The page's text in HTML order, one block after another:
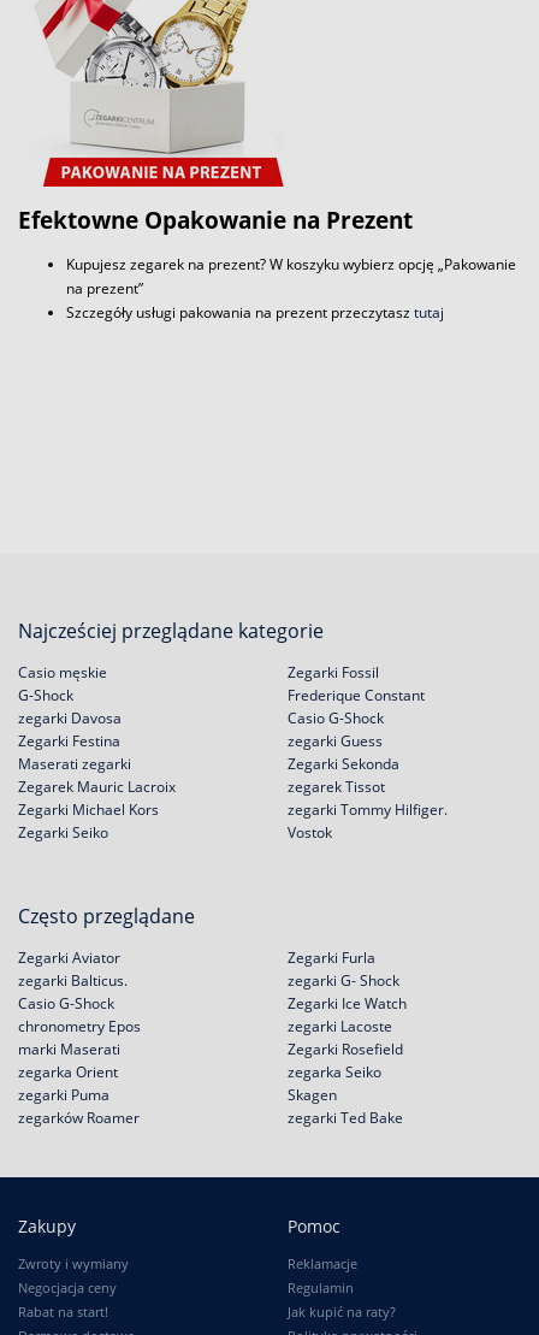
Efektowne Opakowanie na Prezent
Kupujesz zegarek na prezent? W koszyku wybierz opcję „Pakowanie
na prezent”
Szczegóły usługi pakowania na prezent przeczytasztutaj
Najcześciej przeglądane kategorie
Casio męskie
G-Shock
zegarki Davosa
Zegarki Festina
Zegarki Fossil
Frederique Constant
Casio G-Shock
zegarki Guess
Maserati zegarki
Zegarek Mauric Lacroix
Zegarki Michael Kors
Zegarki Seiko
Zegarki Sekonda
zegarek Tissot
zegarki Tommy Hilfiger.
Vostok
Często przeglądane
Zegarki Aviator
zegarki Balticus.
Casio G-Shock
chronometry Epos
Zegarki Furla
zegarki G- Shock
Zegarki Ice Watch
zegarki Lacoste
marki Maserati
zegarka Orient
zegarki Puma
zegarków Roamer
Zegarki Rosefield
zegarka Seiko
Skagen
zegarki Ted Bake
Zakupy
Zwroty i wymiany
Negocjacja ceny
Rabat na start!
Pomoc
Reklamacje
Regulamin
Jak kupić na raty?